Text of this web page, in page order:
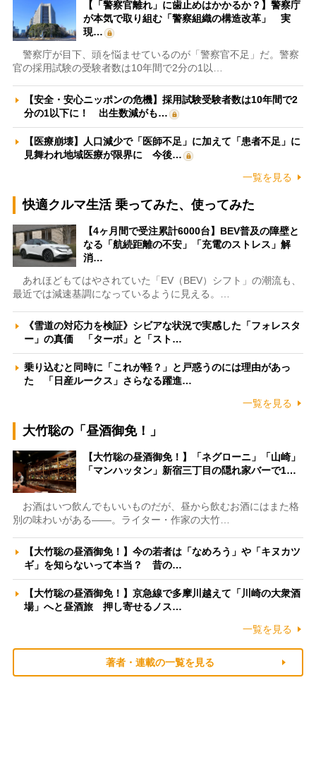
【「警察官離れ」に歯止めはかかるか？】警察庁
が本気で取り組む「警察組織の構造改革」 実
現…
警察庁が目下、頭を悩ませているのが「警察官不足」だ。警察
官の採用試験の受験者数は10年間で2分の1以…
【安全・安心ニッポンの危機】採用試験受験者数は10年間で2
分の1以下に！ 出生数減がも…
【医療崩壊】人口減少で「医師不足」に加えて「患者不足」に
見舞われ地域医療が限界に 今後…
一覧を見る
快適クルマ生活 乗ってみた、使ってみた
【4ヶ月間で受注累計6000台】BEV普及の障壁と
なる「航続距離の不安」「充電のストレス」解
消…
あれほどもてはやされていた「EV（BEV）シフト」の潮流も、
最近では減速基調になっているように見える。…
《雪道の対応力を検証》シビアな状況で実感した「フォレスタ
ー」の真価 「ターボ」と「スト…
乗り込むと同時に「これが軽？」と戸惑うのには理由があっ
た 「日産ルークス」さらなる躍進…
一覧を見る
大竹聡の「昼酒御免！」
【大竹聡の昼酒御免！】「ネグローニ」「山崎」
「マンハッタン」新宿三丁目の隠れ家バーで1…
お酒はいつ飲んでもいいものだが、昼から飲むお酒にはまた格
別の味わいがある――。ライター・作家の大竹…
【大竹聡の昼酒御免！】今の若者は「なめろう」や「キヌカツ
ギ」を知らないって本当？ 昔の…
【大竹聡の昼酒御免！】京急線で多摩川越えて「川崎の大衆酒
場」へと昼酒旅 押し寄せるノス…
一覧を見る
著者・連載の一覧を見る